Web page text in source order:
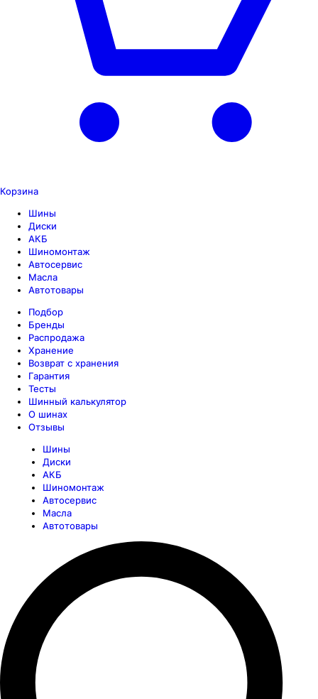
Корзина
Шины
Диски
АКБ
Шиномонтаж
Автосервис
Масла
Автотовары
Подбор
Бренды
Распродажа
Хранение
Возврат с хранения
Гарантия
Тесты
Шинный калькулятор
О шинах
Отзывы
Шины
Диски
АКБ
Шиномонтаж
Автосервис
Масла
Автотовары